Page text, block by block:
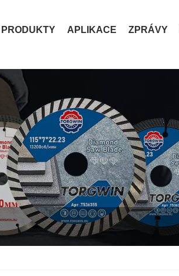
PRODUKTY APLIKACE ZPRÁVY